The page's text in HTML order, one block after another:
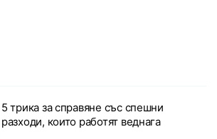
5 трика за справяне със спешни
разходи, които работят веднага